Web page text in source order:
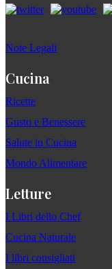
Note Legali
Cucina
Ricette
Gusto e Benessere
Salute in Cucina
Mondo Alimentare
Letture
I Libri dello Chef
Cucina Naturale
I libri consigliati